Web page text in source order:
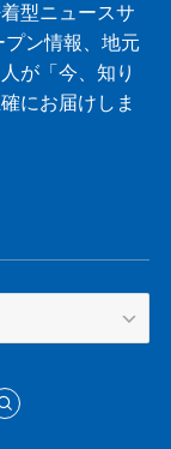
型ニュースサ
ン情報、地元
が「今、知り
にお届けしま